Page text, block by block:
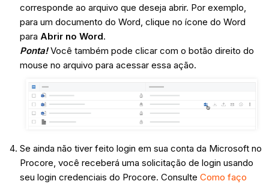
corresponde ao arquivo que deseja abrir. Por exemplo,
para um documento do Word, clique no ícone do Word
para Abrir no Word.
Ponta!Você também pode clicar com o botão direito do
mouse no arquivo para acessar essa ação.
Se ainda não tiver feito login em sua conta da Microsoft no
Procore, você receberá uma solicitação de login usando
seu login credenciais do Procore. Consulte Como faço